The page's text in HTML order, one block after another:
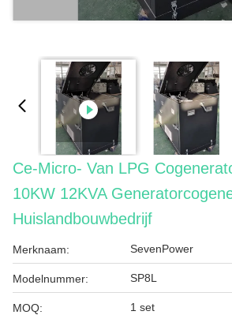
Ce-Micro- Van LPG
10KW 12KVA
Huislandbouwbedrijf
Merknaam: SevenPower
Modelnummer: SP8L
MOQ: 1 set